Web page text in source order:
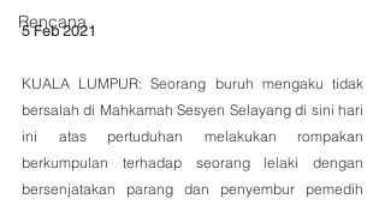
Rencana
5 Feb 2021
KUALA LUMPUR: Seorang buruh mengaku tidak
bersalah di Mahkamah Sesyen Selayang di sini hari
ini atas pertuduhan melakukan rompakan
berkumpulan terhadap seorang lelaki dengan
bersenjatakan parang dan penyembur pemedih